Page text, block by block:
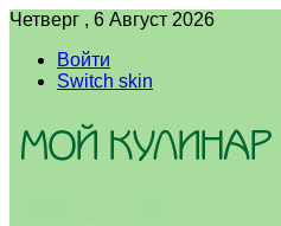
Четверг , 6 Август 2026
Войти
Switch skin